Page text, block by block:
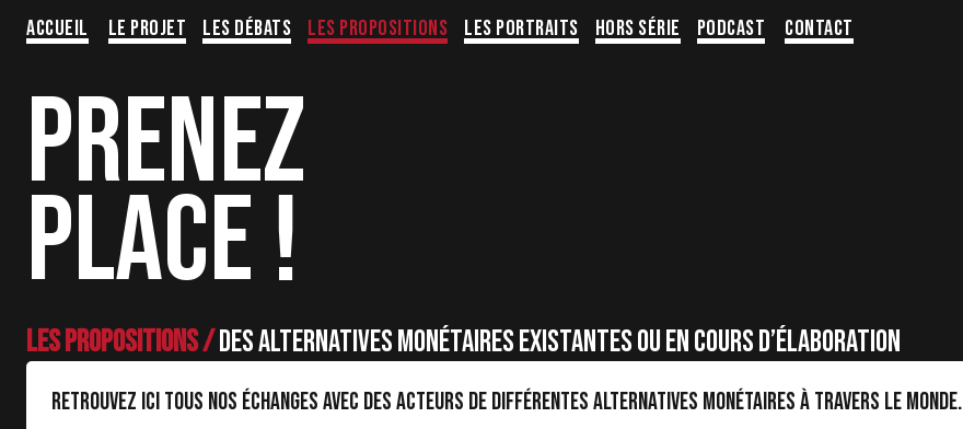
Aller
Accueil Le projet Les Débats Les propositions Les portraits Hors série Podcast Contact
PRENEZ
PLACE !
Les propositions /Des alternatives monétaires existantes ou en cours d’élaboration
Retrouvez ici tous nos échanges avec des acteurs de différentes alternatives monétaires à travers le monde.